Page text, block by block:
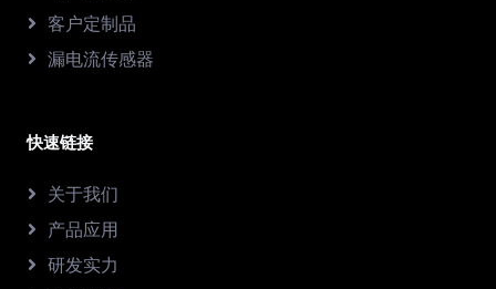
客户定制品
漏电流传感器
快速链接
关于我们
产品应用
研发实力